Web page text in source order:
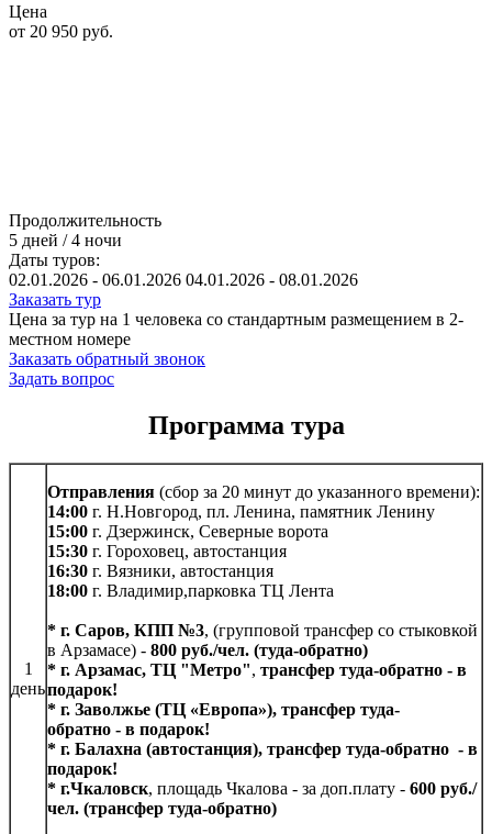
Цена
от 20 950 руб.
Продолжительность
5 дней / 4 ночи
Даты туров:
02.01.2026 - 06.01.2026 04.01.2026 - 08.01.2026
Заказать тур
Цена за тур на 1 человека со стандартным размещением в 2-
местном номере
Заказать обратный звонок
Задать вопрос
Программа тура
1
день
Отправления (сбор за 20 минут до указанного времени):
14:00 г. Н.Новгород, пл. Ленина, памятник Ленину
15:00 г. Дзержинск, Северные ворота
15:30 г. Гороховец, автостанция
16:30 г. Вязники, автостанция
18:00 г. Владимир,парковка ТЦ Лента
* г. Саров, КПП №3, (групповой трансфер со стыковкой
в Арзамасе) - 800 руб./чел. (туда-обратно)
* г. Арзамас, ТЦ "Метро", трансфер туда-обратно - в
подарок!
* г. Заволжье (ТЦ «Европа»), трансфер туда-
обратно - в подарок!
* г. Балахна (автостанция), трансфер туда-обратно - в
подарок!
* г.Чкаловск, площадь Чкалова - за доп.плату - 600 руб./
чел. (трансфер туда-обратно)